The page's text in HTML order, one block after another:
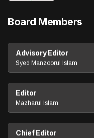
Board Members
Advisory Editor
Syed Manzoorul Islam
Editor
Mazharul Islam
Chief Editor